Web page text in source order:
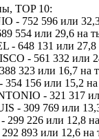
TOP 10:
- 752 596 или
554 или 29,6 на
- 648 131 или 27,8
- 561 332 или
323 или 16,7 на
156 или 15,2 на
- 321 317
- 309 769 или
299 226 или 12,8
893 или 12,6 на